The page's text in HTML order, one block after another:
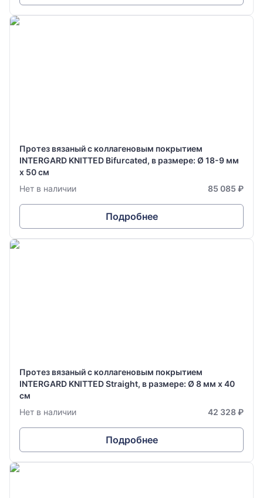
Протез вязаный с коллагеновым покрытием
INTERGARD KNITTED Bifurcated, в размере: Ø 18-9 мм
х 50 см
Нет в наличии
85 085 ₽
Подробнее
Протез вязаный с коллагеновым покрытием
INTERGARD KNITTED Straight, в размере: Ø 8 мм х 40
см
Нет в наличии
42 328 ₽
Подробнее